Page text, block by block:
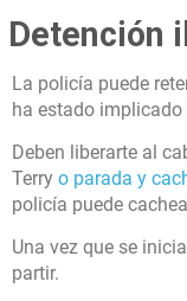
Detención
La policía puede
ha estado
Deben liberarte al
Terry o parada y
policía puede
Una vez que se
partir.